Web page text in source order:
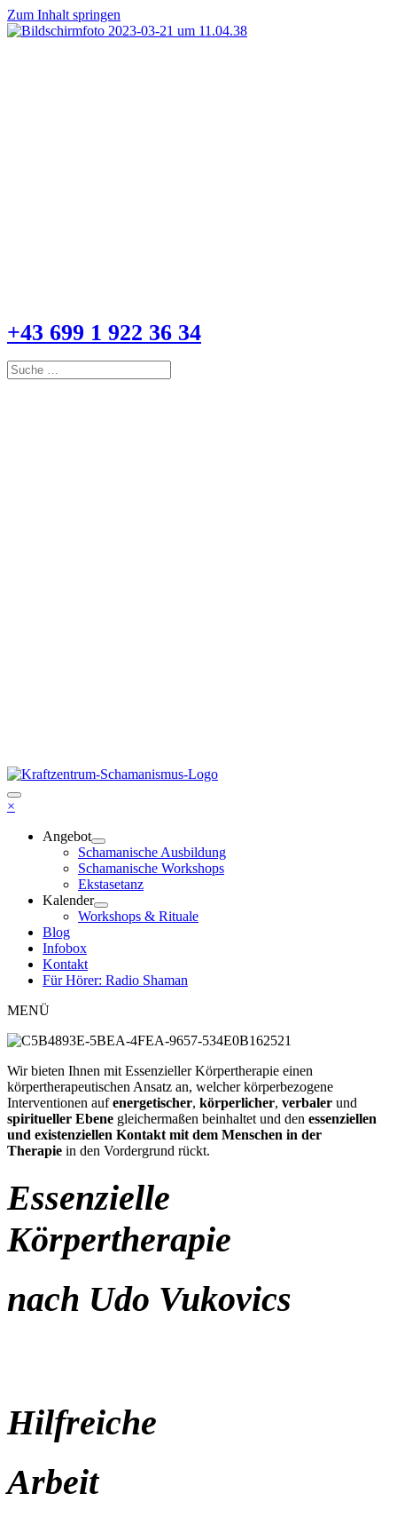
Zum Inhalt springen
+43 699 1 922 36 34
×
Angebot
Schamanische Ausbildung
Schamanische Workshops
Ekstasetanz
Kalender
Workshops & Rituale
Blog
Infobox
Kontakt
Für Hörer: Radio Shaman
MENÜ
Wir bieten Ihnen mit Essenzieller Körpertherapie einen
körpertherapeutischen Ansatz an, welcher körperbezogene
Interventionen aufenergetischer, körperlicher, verbaler und
spiritueller Ebene gleichermaßen beinhaltet und den essenziellen
und existenziellen Kontakt mit dem Menschen in der
Therapie in den Vordergrund rückt.
Essenzielle
Körpertherapie
nach Udo Vukovics
Hilfreiche
Arbeit